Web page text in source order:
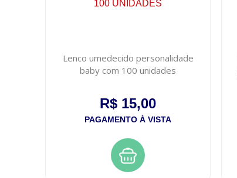
Lenco umedecido personalidade
baby com 100 unidades
R$ 15,00
PAGAMENTO À VISTA